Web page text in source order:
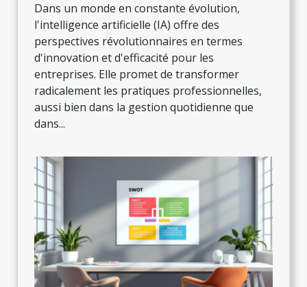
Dans un monde en constante évolution,
l'intelligence artificielle (IA) offre des
perspectives révolutionnaires en termes
d'innovation et d'efficacité pour les
entreprises. Elle promet de transformer
radicalement les pratiques professionnelles,
aussi bien dans la gestion quotidienne que
dans...